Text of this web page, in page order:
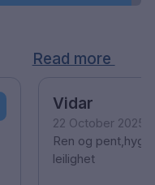
Read more
Vidar
22 October 2025
Ren og
leilighet